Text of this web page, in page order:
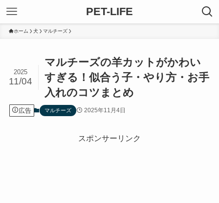
PET-LIFE
ホーム 犬 マルチーズ
マルチーズの羊カットがかわい
すぎる！似合う子・やり方・お手
入れのコツまとめ
2025
11/04
広告 マルチーズ 2025年11月4日
スポンサーリンク